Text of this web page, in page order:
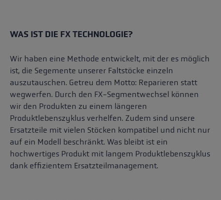
WAS IST DIE FX TECHNOLOGIE?
Wir haben eine Methode entwickelt, mit der es möglich
ist, die Segemente unserer Faltstöcke einzeln
auszutauschen. Getreu dem Motto: Reparieren statt
wegwerfen. Durch den FX-Segmentwechsel können
wir den Produkten zu einem längeren
Produktlebenszyklus verhelfen. Zudem sind unsere
Ersatzteile mit vielen Stöcken kompatibel und nicht nur
auf ein Modell beschränkt. Was bleibt ist ein
hochwertiges Produkt mit langem Produktlebenszyklus
dank effizientem Ersatzteilmanagement.